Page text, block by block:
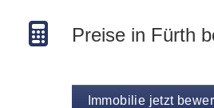
Preise in Fürth
Immobilie jetzt